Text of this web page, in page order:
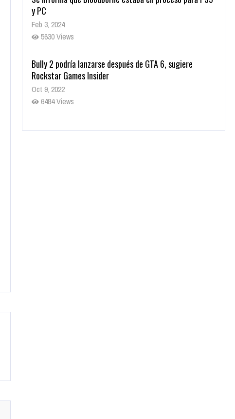
y PC
Feb 3, 2024
5630 Views
Bully 2 podría lanzarse después de GTA 6, sugiere
Rockstar Games Insider
Oct 9, 2022
6484 Views
Rumor: Se filtran los primeros detalles de Resident Evil